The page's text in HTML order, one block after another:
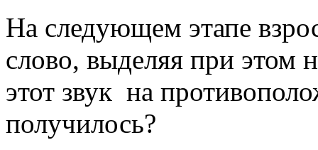
На следующем этапе
слово, выделяя при этом
этот звук на
получилось?